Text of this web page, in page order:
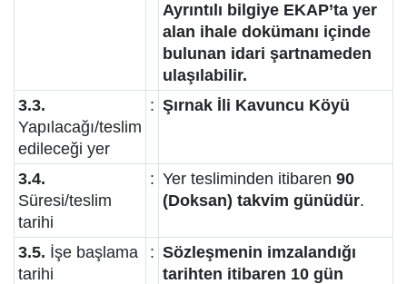
Ayrıntılı bilgiye EKAP’ta yer
alan ihale dokümanı içinde
bulunan idari şartnameden
ulaşılabilir.
3.3.
Yapılacağı/teslim
edileceği yer
: Şırnak İli Kavuncu Köyü
3.4.
Süresi/teslim
tarihi
: Yer tesliminden itibaren 90
(Doksan) takvim günüdür.
3.5. İşe başlama
tarihi
: Sözleşmenin imzalandığı
tarihten itibaren 10 gün